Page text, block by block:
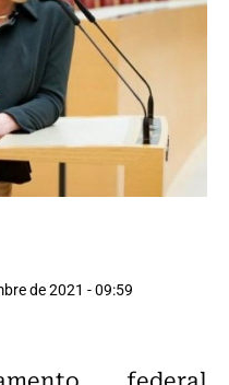
de 2021 - 09:59